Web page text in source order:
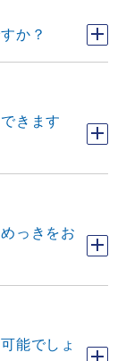
か？
きます
っきをお
能でしょ